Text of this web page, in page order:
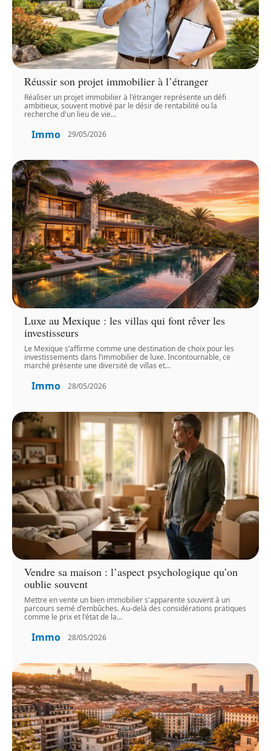
Réussir son projet immobilier à l’étranger
Réaliser un projet immobilier à l'étranger représente un défi
ambitieux, souvent motivé par le désir de rentabilité ou la
recherche d'un lieu de vie…
Immo 29/05/2026
Luxe au Mexique : les villas qui font rêver les
investisseurs
Le Mexique s’affirme comme une destination de choix pour les
investissements dans l’immobilier de luxe. Incontournable, ce
marché présente une diversité de villas et…
Immo 28/05/2026
Vendre sa maison : l’aspect psychologique qu’on
oublie souvent
Mettre en vente un bien immobilier s'apparente souvent à un
parcours semé d'embûches. Au-delà des considérations pratiques
comme le prix et l'état de la…
Immo 28/05/2026